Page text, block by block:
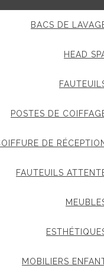
BACS DE
HEAD
POSTES DE
DE
FAUTEUILS
MOBILIERS